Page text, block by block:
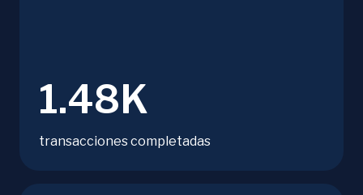
1.48K
transacciones completadas